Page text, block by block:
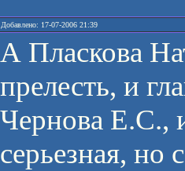
Добавлено: 17-07-2006 21:39
А Пласкова
прелесть, и
Чернова Е.С.,
серьезная, но